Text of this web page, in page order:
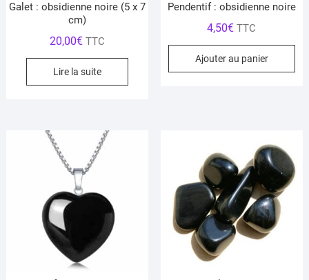
Galet : obsidienne noire (5 x 7
cm)
20,00€ TTC
Lire la suite
Pendentif : obsidienne noire
4,50€ TTC
Ajouter au panier